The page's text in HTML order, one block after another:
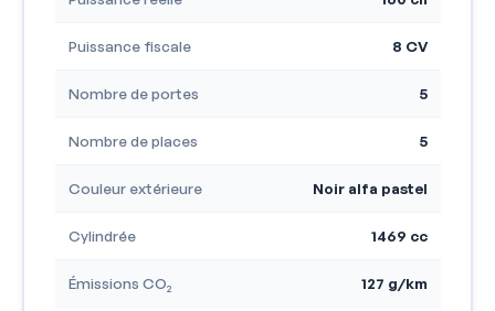
Puissance fiscale 8 CV
Nombre de portes 5
Nombre de places 5
Couleur extérieure Noir alfa pastel
Cylindrée 1469 cc
Émissions CO₂ 127 g/km